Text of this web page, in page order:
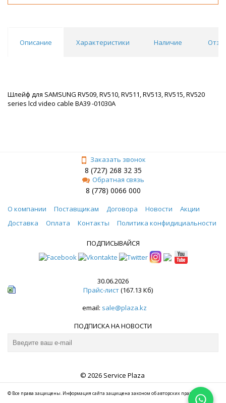
Описание Характеристики Наличие
Шлейф для SAMSUNG RV509, RV510, RV511, RV513, RV515, RV520
series lcd video cable BA39 -01030A
Заказать звонок
8 (727) 268 32 35
Обратная связь
8 (778) 0066 000
О компании Поставщикам Договора Новости
Акции
Доставка
Оплата Контакты Политика конфидициальности
ПОДПИСЫВАЙСЯ
30.06.2026
Прайс-лист(167.13 Кб)
email: sale@plaza.kz
ПОДПИСКА НА НОВОСТИ
© 2026 Service Plaza
© Все права защищены. Информация сайта защищена законом об авторских правах.